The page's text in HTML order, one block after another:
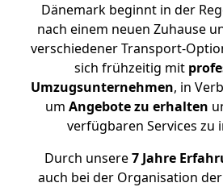
Dänemark beginnt in der
nach einem neuen Zuhause
verschiedener Transport-
sich frühzeitig mit
Umzugsunternehmen, in
um Angebote zu erhalten
verfügbaren Services zu
Durch unsere7 Jahre
auch bei der Organisation